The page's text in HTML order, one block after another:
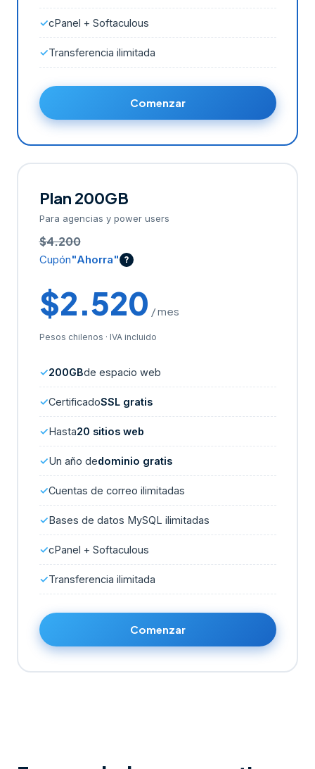
cPanel + Softaculous
Transferencia ilimitada
Comenzar
Plan 200GB
Para agencias y power users
$4.200
Cupón"Ahorra" ?
$2.520 / mes
Pesos chilenos · IVA incluido
200GBde espacio web
CertificadoSSL gratis
Hasta20 sitios web
Un año dedominio gratis
Cuentas de correo ilimitadas
Bases de datos MySQL ilimitadas
cPanel + Softaculous
Transferencia ilimitada
Comenzar